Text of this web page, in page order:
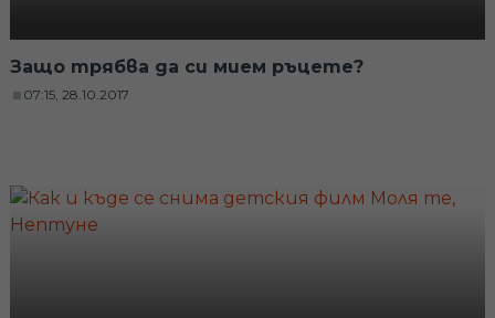
Защо трябва да си мием ръцете?
07:15, 28.10.2017